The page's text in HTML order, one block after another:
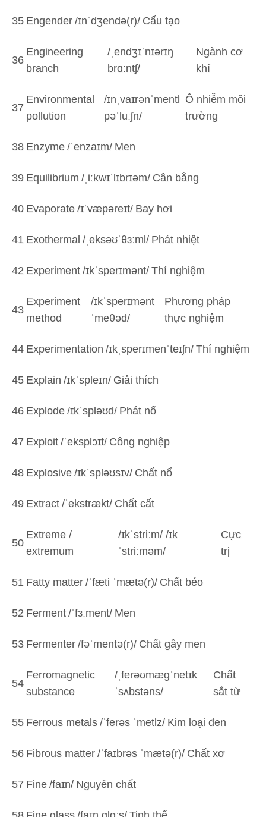
35 Engender /ɪnˈdʒendə(r)/ Cấu tạo
36
Engineering
branch
/ˌendʒɪˈnɪərɪŋ
brɑːntʃ/
Ngành cơ
khí
37
Environmental
pollution
/ɪnˌvaɪrənˈmentl
pəˈluːʃn/
Ô nhiễm môi
trường
38 Enzyme /ˈenzaɪm/ Men
39 Equilibrium /ˌiːkwɪˈlɪbrɪəm/ Cân bằng
40 Evaporate /ɪˈvæpəreɪt/ Bay hơi
41 Exothermal /ˌeksəʊˈθɜːml/ Phát nhiệt
42 Experiment /ɪkˈsperɪmənt/ Thí nghiệm
43
Experiment
method
/ɪkˈsperɪmənt
ˈmeθəd/
Phương pháp
thực nghiệm
44 Experimentation /ɪkˌsperɪmenˈteɪʃn/ Thí nghiệm
45 Explain /ɪkˈspleɪn/ Giải thích
46 Explode /ɪkˈspləʊd/ Phát nổ
47 Exploit /ˈeksplɔɪt/ Công nghiệp
48 Explosive /ɪkˈspləʊsɪv/ Chất nổ
49 Extract /ˈekstrækt/ Chất cất
50
Extreme /
extremum
/ɪkˈstriːm/ /ɪk
ˈstriːməm/
Cực
trị
51 Fatty matter /ˈfæti ˈmætə(r)/ Chất béo
52 Ferment /ˈfɜːment/ Men
53 Fermenter /fəˈmentə(r)/ Chất gây men
54
Ferromagnetic
substance
/ˌferəʊmæɡˈnetɪk
ˈsʌbstəns/
Chất
sắt từ
55 Ferrous metals /ˈferəs ˈmetlz/ Kim loại đen
56 Fibrous matter /ˈfaɪbrəs ˈmætə(r)/ Chất xơ
57 Fine /faɪn/ Nguyên chất